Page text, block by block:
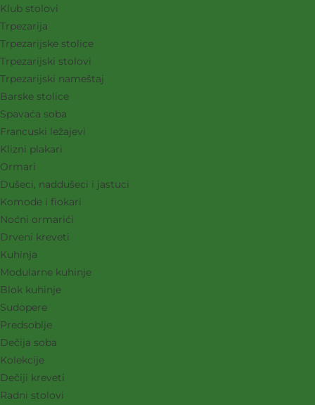
Klub stolovi
Trpezarija
Trpezarijske stolice
Trpezarijski stolovi
Trpezarijski nameštaj
Barske stolice
Spavaća soba
Francuski ležajevi
Klizni plakari
Ormari
Dušeci, naddušeci i jastuci
Komode i fiokari
Noćni ormarići
Drveni kreveti
Kuhinja
Modularne kuhinje
Blok kuhinje
Sudopere
Predsoblje
Dečija soba
Kolekcije
Dečiji kreveti
Radni stolovi